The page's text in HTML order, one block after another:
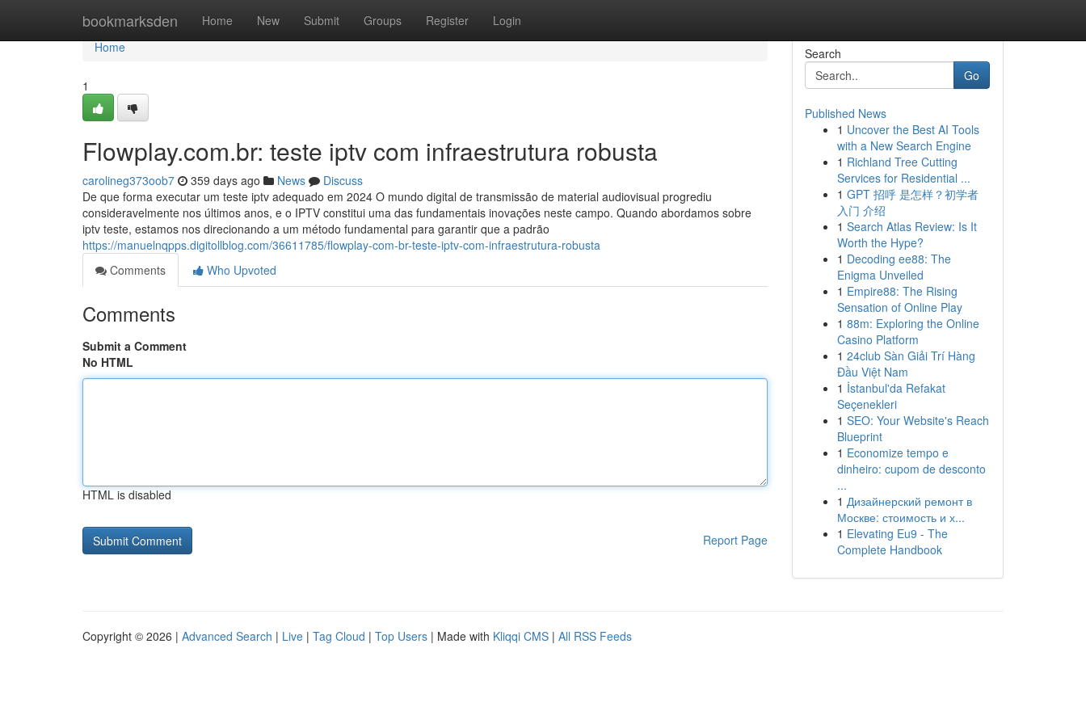
bookmarksden Home New Submit Groups Register Login
Home
Home
1
Flowplay.com.br: teste iptv com infraestrutura robusta
carolineg373oob7 359 days ago News
Discuss
De que forma executar um teste iptv adequado em 2024 O mundo digital de transmissão de material audiovisual progrediu
consideravelmente nos últimos anos, e o IPTV constitui uma das fundamentais inovações neste campo. Quando abordamos sobre
iptv teste, estamos nos direcionando a um método fundamental para garantir que a padrão
https://manuelnqpps.digitollblog.com/36611785/flowplay-com-br-teste-iptv-com-infraestrutura-robusta
Comments
Who Upvoted
Comments
Submit a Comment
No HTML
HTML is disabled
Report Page
Search
Go
Published News
1 Uncover the Best AI Tools
with a New Search Engine
1 Richland Tree Cutting
Services for Residential ...
1 GPT 招呼 是怎样？初学者
入门 介绍
1 Search Atlas Review: Is It
Worth the Hype?
1 Decoding ee88: The
Enigma Unveiled
1 Empire88: The Rising
Sensation of Online Play
1 88m: Exploring the Online
Casino Platform
1 24club Sàn Giải Trí Hàng
Đầu Việt Nam
1 İstanbul'da Refakat
Seçenekleri
1 SEO: Your Website's Reach
Blueprint
1 Economize tempo e
dinheiro: cupom de desconto
...
1 Дизайнерский ремонт в
Москве: стоимость и х...
1 Elevating Eu9 - The
Complete Handbook
Copyright © 2026 | Advanced Search | Live | Tag Cloud | Top Users | Made with Kliqqi CMS | All RSS Feeds